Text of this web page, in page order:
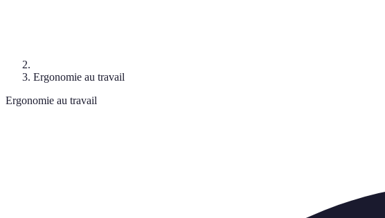
Ergonomie au travail
Ergonomie au travail